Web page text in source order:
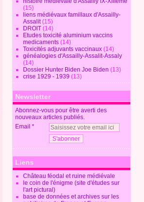
(15)
liens médiévaux famillaux d'Assailly-
Assalit(15)
DROIT (14)
Etudes toxicité aluminium vaccins
medicaments (14)
Toxicités adjuvants vaccinaux (14)
généalogies d'Assailly-Assalit-Assaly
(14)
Dossier Hunter Biden Joe Biden (13)
crise 1929 - 1939 (13)
Newsletter
Abonnez-vous pour être averti des
nouveaux articles publiés.
Email
Liens
Château féodal et ruine médiévale
le coin de l'énigme (site d'études sur
l'art pictural)
base de données et archives sur les